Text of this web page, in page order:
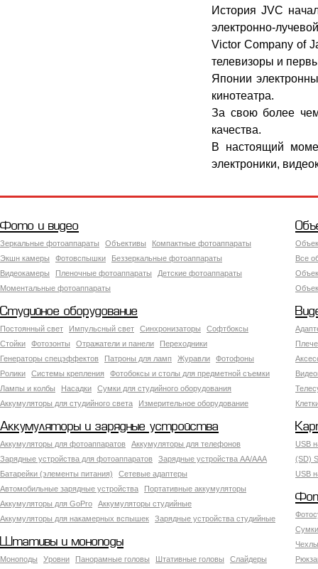
История JVC
электронно-
Victor Company of
телевизоры и
Японии
кинотеатра.
За свою более
качества.
В настоящий
электроники,
Фото и видео
Зеркальные фотоаппараты Объективы
Компактные фотоаппараты
Экшн камеры
Фотовспышки
Беззеркальные фотоаппараты
Видеокамеры
Пленочные фотоаппараты
Детские фотоаппараты
Моментальные фотоаппараты
Все
Студийное оборудование
Постоянный свет Импульсный свет Синхронизаторы
Софтбоксы
Стойки
Фотозонты Отражатели и панели
Переходники
Генераторы спецэффектов
Патроны для ламп Журавли
Фотофоны
Ролики
Системы крепления
Фотобоксы и столы для предметной съемки
Лампы и колбы
Насадки
Сумки для студийного оборудования
Аккумуляторы для студийного света
Измерительное оборудование
Аккумуляторы и зарядные устройства
Аккумуляторы для фотоаппаратов
Аккумуляторы для телефонов
Зарядные устройства для фотоаппаратов
Зарядные устройства AA/AAA
Батарейки (элементы питания)
Сетевые адаптеры
Автомобильные зарядные устройства
Портативные аккумуляторы
Аккумуляторы для GoPro
Аккумуляторы студийные
Аккумуляторы для накамерных вспышек
Зарядные устройства студийные
USB
(SD)
USB
Штативы и моноподы
Моноподы Уровни Панорамные головы Штативные головы
Слайдеры